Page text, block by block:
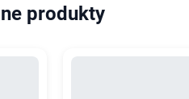
produkty